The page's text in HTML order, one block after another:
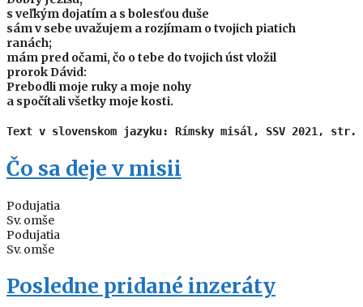
s veľkým dojatím a s bolesťou duše
sám v sebe uvažujem a rozjímam o tvojich piatich
ranách;
mám pred očami, čo o tebe do tvojich úst vložil
prorok Dávid:
Prebodli moje ruky a moje nohy
a spočítali všetky moje kosti.
Text v slovenskom jazyku: Rímsky misál, SSV 2021, str.
Čo sa deje v misii
Podujatia
Sv. omše
Podujatia
Sv. omše
Posledne pridané inzeráty